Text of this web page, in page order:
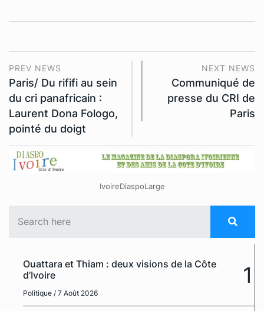
PREV NEWS
Paris/ Du rififi au sein
du cri panafricain :
Laurent Dona Fologo,
pointé du doigt
NEXT NEWS
Communiqué de
presse du CRI de
Paris
IvoireDiaspoLarge
Ouattara et Thiam : deux visions de la Côte
d’Ivoire
Politique / 7 Août 2026
1